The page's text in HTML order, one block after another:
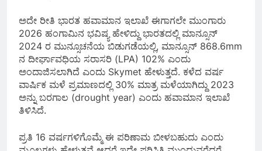
ಅದೇ ರೀತಿ ಭಾರತ ಹವಾಮಾನ ಇಲಾಖೆ ಈಗಾಗಲೇ ಮುಂಗಾರು
2026 ಹಂಗಾಮಿನ ಭವಿಷ್ಯ ಹೇಳಿದ್ದು ಭಾರತದಲ್ಲಿ ಮಾನ್ಸೂನ್
2024 ರ ಮುನ್ಸೂಚನೆಯ ಬಿಡುಗಡೆಯಲ್ಲಿ, ಮಾನ್ಸೂನ್ 868.6mm
ನ ದೀರ್ಘಾವಧಿಯ ಸರಾಸರಿ (LPA) 102% ಎಂದು
ಅಂದಾಜಿಸಲಾಗಿದೆ ಎಂದು Skymet ಹೇಳುತ್ತದೆ. ಕಳೆದ ವರ್ಷ
ವಾರ್ಷಿಕ ಮಳೆ ಪ್ರಮಾಣದಲ್ಲಿ 30% ಮಾತ್ರ ಮಳೆಯಾಗಿದ್ದು 2023
ಅನ್ನು ಬರಗಾಲ (drought year) ಎಂದು ಹವಾಮಾನ ಇಲಾಖೆ
ತಿಳಿಸಿದೆ.
ಪ್ರತಿ 16 ವರ್ಷಗಳಿಗೊಮ್ಮೆ ಈ ಪರಿಣಾಮ ಬೀಳಬಹುದು ಎಂದು